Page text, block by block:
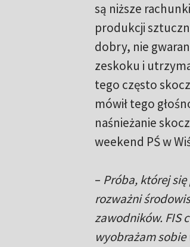
są niższe
produkcji
dobry, nie
zeskoku i
tego często
mówił tego
naśnieżanie
weekend PŚ w
– Próba, której
rozważni
zawodników. FIS
wyobrażam sobie